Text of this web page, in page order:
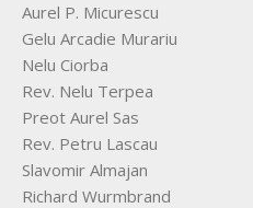
Aurel P. Micurescu
Gelu Arcadie Murariu
Nelu Ciorba
Rev. Nelu Terpea
Preot Aurel Sas
Rev. Petru Lascau
Slavomir Almajan
Richard Wurmbrand